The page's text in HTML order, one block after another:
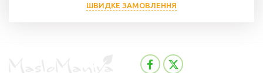
ШВИДКЕ ЗАМОВЛЕННЯ